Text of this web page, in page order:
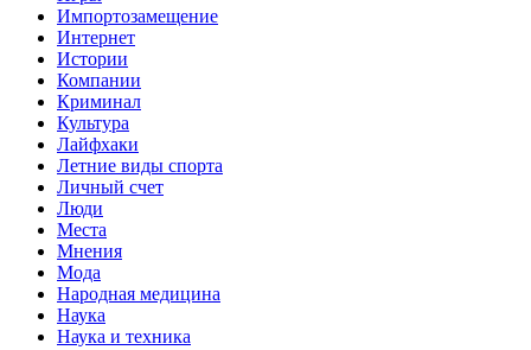
Импортозамещение
Интернет
Истории
Компании
Криминал
Культура
Лайфхаки
Летние виды спорта
Личный счет
Люди
Места
Мнения
Мода
Народная медицина
Наука
Наука и техника